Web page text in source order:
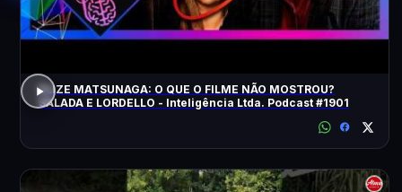
ELIZE MATSUNAGA: O QUE O FILME NÃO MOSTROU?
SALADA E LORDELLO - Inteligência Ltda. Podcast #1901